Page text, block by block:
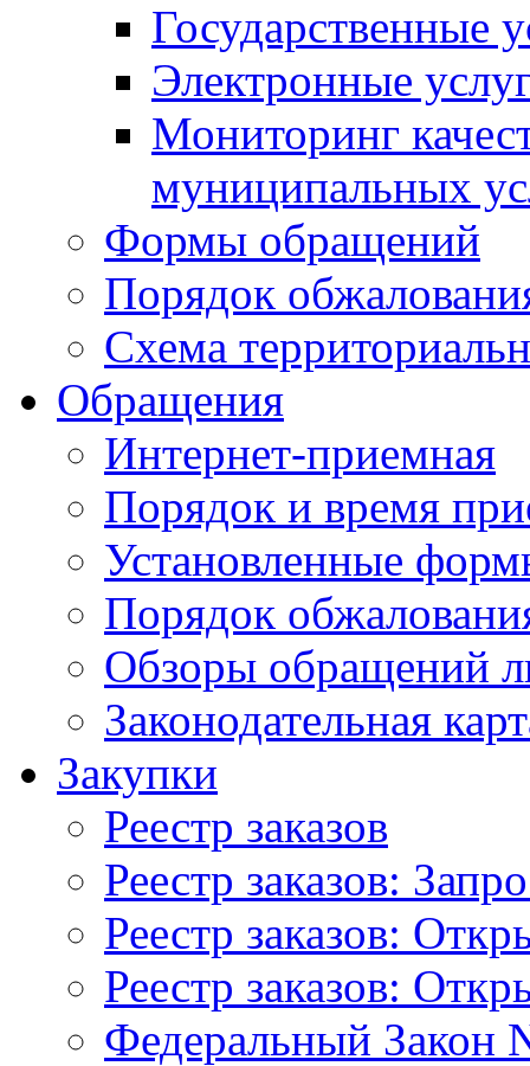
Государственные
Электронные
Мониторинг
муниципальных
Формы обращений
Порядок
Схема
Обращения
Интернет-приемная
Порядок и время
Установленные
Порядок
Обзоры обращений
Законодательная
Закупки
Реестр заказов
Реестр заказов:
Реестр заказов:
Реестр заказов:
Федеральный Закон